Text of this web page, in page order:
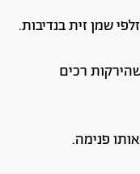
שמן זית בנדיבות.
דקות, עד שהירקות רכים
פנימה.